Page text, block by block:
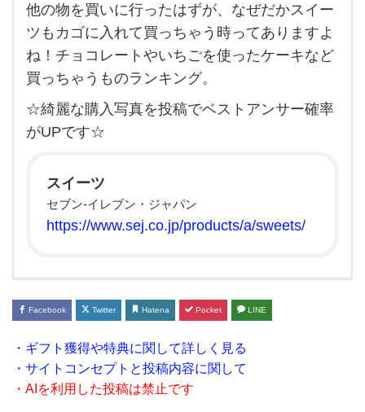
ブ
ン
イ
ブ
ン）
お
す
え
て
く
だ
他の物を買いに行ったはずが、なぜだかスイー
ツもカゴに入れて買っちゃう時ってありますよ
ね！チョコレートやいちごを使ったケーキなど
買っちゃうものランキング。
☆綺麗な購入写真を投稿でベストアンサー確率
がUPです☆
スイーツ
セブン‐イレブン・ジャパン
https://www.sej.co.jp/products/a/sweets/
Facebook Twitter Hatena Pocket LINE
・ギフト獲得や特典に関して詳しく見る
・サイトコンセプトと投稿内容に関して
・AIを利用した投稿は禁止です